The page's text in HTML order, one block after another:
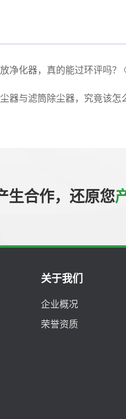
净化器，真的能过环评吗？
器与滤筒除尘器，究竟该怎
生合作，还原您
关于我们
企业概况
荣誉资质